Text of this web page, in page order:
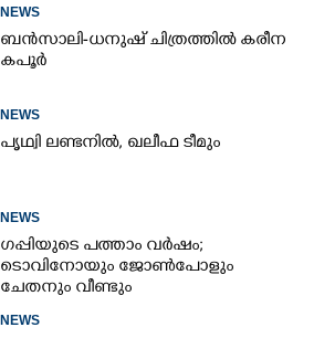
NEWS
ബൻസാലി-ധനുഷ് ചിത്രത്തിൽ കരീന
കപൂർ
NEWS
പൃഥ്വി ലണ്ടനിൽ, ഖലീഫ ടീമും
NEWS
ഗപ്പിയുടെ പത്താം വർഷം;​
ടൊവിനോയും ജോൺപോളും
ചേതനും വീണ്ടും
NEWS